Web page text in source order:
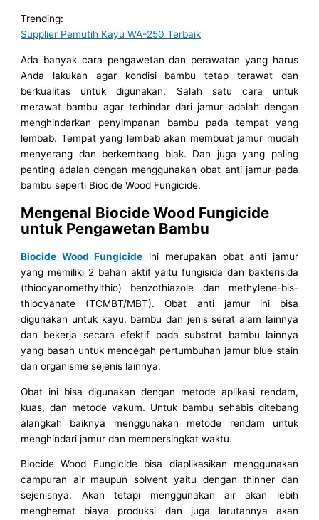
Trending:
Supplier Pemutih Kayu WA-250 Terbaik
Ada banyak cara pengawetan dan perawatan yang harus
Anda lakukan agar kondisi bambu tetap terawat dan
berkualitas untuk digunakan. Salah satu cara untuk
merawat bambu agar terhindar dari jamur adalah dengan
menghindarkan penyimpanan bambu pada tempat yang
lembab. Tempat yang lembab akan membuat jamur mudah
menyerang dan berkembang biak. Dan juga yang paling
penting adalah dengan menggunakan obat anti jamur pada
bambu seperti Biocide Wood Fungicide.
Mengenal Biocide Wood Fungicide
untuk Pengawetan Bambu
Biocide Wood Fungicide
ini merupakan obat anti jamur
yang memiliki 2 bahan aktif yaitu fungisida dan bakterisida
(thiocyanomethylthio) benzothiazole dan methylene-bis-
thiocyanate (TCMBT/MBT). Obat anti jamur ini bisa
digunakan untuk kayu, bambu dan jenis serat alam lainnya
dan bekerja secara efektif pada substrat bambu lainnya
yang basah untuk mencegah pertumbuhan jamur blue stain
dan organisme sejenis lainnya.
Obat ini bisa digunakan dengan metode aplikasi rendam,
kuas, dan metode vakum. Untuk bambu sehabis ditebang
alangkah baiknya menggunakan metode rendam untuk
menghindari jamur dan mempersingkat waktu.
Biocide Wood Fungicide bisa diaplikasikan menggunakan
campuran air maupun solvent yaitu dengan thinner dan
sejenisnya. Akan tetapi menggunakan air akan lebih
menghemat biaya produksi dan juga larutannya akan